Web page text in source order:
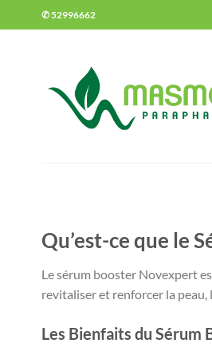
au
✆ 52996662
Qu’est-ce que le
Le sérum booster Novexpert
revitaliser et renforcer la
Les Bienfaits du Sérum